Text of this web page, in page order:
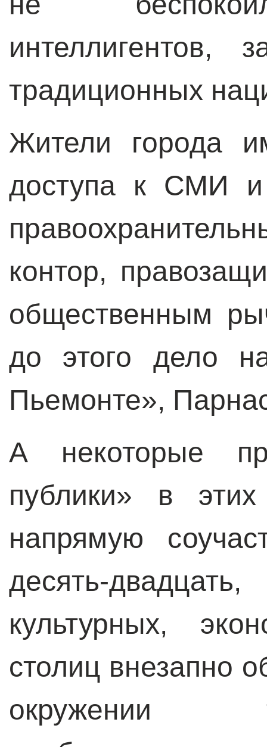
интеллигентов,
традиционных
Жители города
доступа к СМИ и
контор,
общественным
до этого дело
Пьемонте»,
А некоторые
публики» в
напрямую
десять-
культурных,
столиц внезапно
окружении